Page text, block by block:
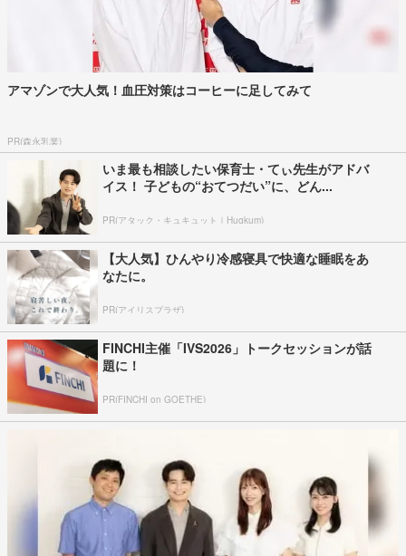
アマゾンで大人気！血圧対策はコーヒーに足してみて
PR(森永乳業)
いま最も相談したい保育士・てぃ先生がアドバ
イス！ 子どもの“おてつだい”に、どん...
PR(アタック・キュキュット｜Hugkum)
【大人気】ひんやり冷感寝具で快適な睡眠をあ
なたに。
PR(アイリスプラザ)
FINCHI主催「IVS2026」トークセッションが話
題に！
PR(FINCHI on GOETHE)